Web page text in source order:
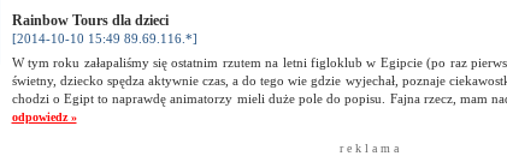
Rainbow Tours dla dzieci
[2014-10-10 15:49 89.69.116.*]
W tym roku załapaliśmy się ostatnim rzutem na letni figloklub w Egipcie (po raz
świetny, dziecko spędza aktywnie czas, a do tego wie gdzie wyjechał, poznaje
chodzi o Egipt to naprawdę animatorzy mieli duże pole do popisu. Fajna rzecz, mam
odpowiedz »
r e k l a m a